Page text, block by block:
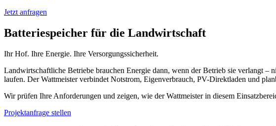
Jetzt anfragen
Batteriespeicher für die Landwirtschaft
Ihr Hof. Ihre Energie. Ihre Versorgungssicherheit.
Landwirtschaftliche Betriebe brauchen Energie dann, wenn der Betrieb sie verlangt
laufen. Der Wattmeister verbindet Notstrom, Eigenverbrauch, PV-Direktladen und
Wir prüfen Ihre Anforderungen und zeigen, wie der Wattmeister in diesem
Projektanfrage stellen